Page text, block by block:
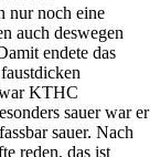
nur noch eine
auch deswegen
endete das
war KTHC
sauer war er
sauer. Nach
reden, das ist